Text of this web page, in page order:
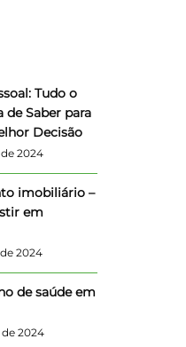
Tudo o
de Saber para
Decisão
2024
imobiliário –
em
2024
de saúde em
2024